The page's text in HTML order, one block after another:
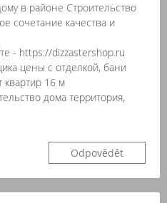
в районе Строительство
сочетание качества и
- https://dizzastershop.ru
цены с отделкой, бани
квартир 16 м
дома территория,
Odpovědět